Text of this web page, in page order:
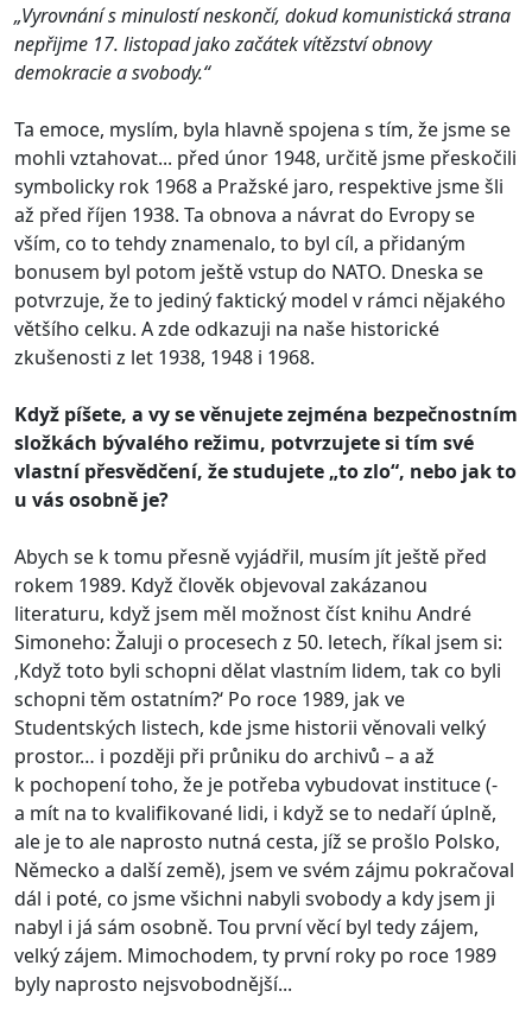
„Vyrovnání s minulostí neskončí, dokud komunistická strana
nepřijme 17. listopad jako začátek vítězství obnovy
demokracie a svobody.“
Ta emoce, myslím, byla hlavně spojena s tím, že jsme se
mohli vztahovat... před únor 1948, určitě jsme přeskočili
symbolicky rok 1968 a Pražské jaro, respektive jsme šli
až před říjen 1938. Ta obnova a návrat do Evropy se
vším, co to tehdy znamenalo, to byl cíl, a přidaným
bonusem byl potom ještě vstup do NATO. Dneska se
potvrzuje, že to jediný faktický model v rámci nějakého
většího celku. A zde odkazuji na naše historické
zkušenosti z let 1938, 1948 i 1968.
Když píšete, a vy se věnujete zejména bezpečnostním
složkách bývalého režimu, potvrzujete si tím své
vlastní přesvědčení, že studujete „to zlo“, nebo jak to
u vás osobně je?
Abych se k tomu přesně vyjádřil, musím jít ještě před
rokem 1989. Když člověk objevoval zakázanou
literaturu, když jsem měl možnost číst knihu André
Simoneho: Žaluji o procesech z 50. letech, říkal jsem si:
‚Když toto byli schopni dělat vlastním lidem, tak co byli
schopni těm ostatním?‘ Po roce 1989, jak ve
Studentských listech, kde jsme historii věnovali velký
prostor… i později při průniku do archivů – a až
k pochopení toho, že je potřeba vybudovat instituce (-
a mít na to kvalifikované lidi, i když se to nedaří úplně,
ale je to ale naprosto nutná cesta, jíž se prošlo Polsko,
Německo a další země), jsem ve svém zájmu pokračoval
dál i poté, co jsme všichni nabyli svobody a kdy jsem ji
nabyl i já sám osobně. Tou první věcí byl tedy zájem,
velký zájem. Mimochodem, ty první roky po roce 1989
byly naprosto nejsvobodnější...